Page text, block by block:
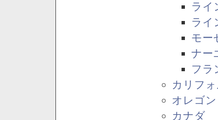
ライ
ライ
モー
ナー
フラ
カリフ
オレゴ
カナダ